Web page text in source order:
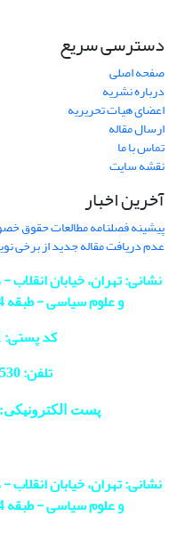
دسترسی سریع
صفحه اصلی
درباره نشریه
اعضای هیات تحریریه
ارسال مقاله
تماس با ما
نقشه سایت
آخرین اخبار
پیشینه فصلنامه مطالعات حقوق
عدم دریافت مقاله جدید از برخی
نشانی: تهران، خیابان
و علوم سیاسی - طبقه 4 - دفتر مجله - اتاق 413
کد پستی: 1417614411
تلفن: 61112530-
پست الکترونیکی:lawmag
نشانی: تهران، خیابان
و علوم سیاسی - طبقه 4 - دفتر مجله - اتاق 413